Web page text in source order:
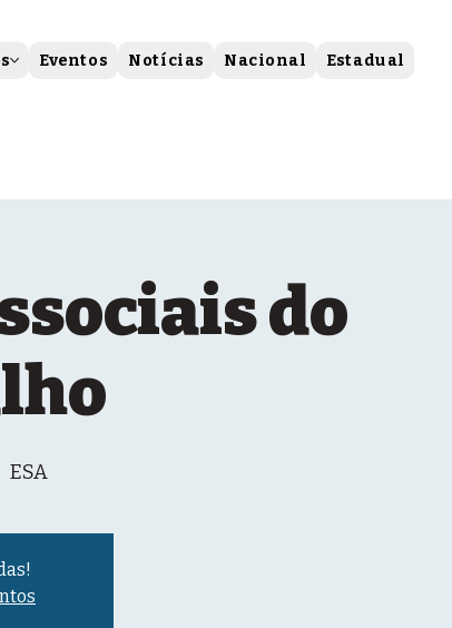
Eventos Notícias Nacional Estadual
do
ESA